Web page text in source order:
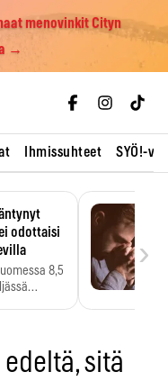
menovinkit Cityn
→
Ihmissuhteet SYÖ!-
odottaisi
8,5
›
sitä